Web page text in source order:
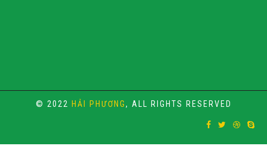
© 2022 HẢI PHƯƠNG, ALL RIGHTS RESERVED